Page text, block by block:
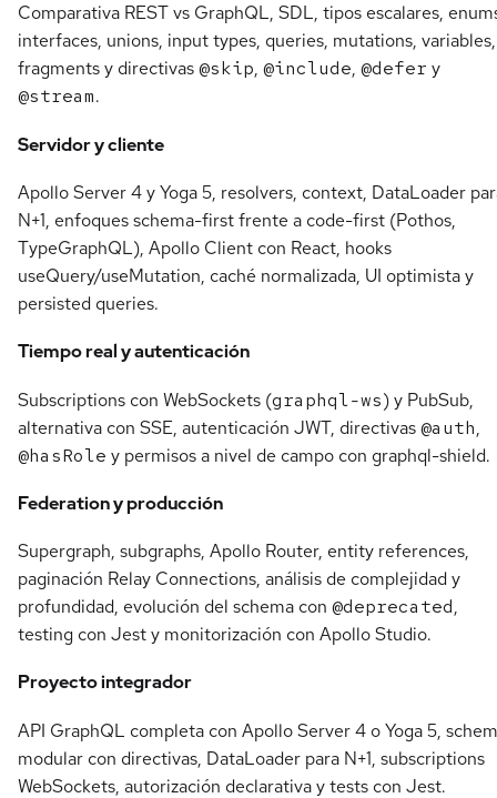
Comparativa REST vs GraphQL, SDL, tipos escalares,
interfaces, unions, input types, queries, mutations, variables,
fragments y directivas@skip, @include, @defer y
@stream.
Servidor y cliente
Apollo Server 4 y Yoga 5, resolvers, context, DataLoader
N+1, enfoques schema-first frente a code-first (Pothos,
TypeGraphQL), Apollo Client con React, hooks
useQuery/useMutation, caché normalizada, UI optimista y
persisted queries.
Tiempo real y autenticación
Subscriptions con WebSockets (graphql-ws) y PubSub,
alternativa con SSE, autenticación JWT, directivas@auth,
@hasRole y permisos a nivel de campo con graphql-shield.
Federation y producción
Supergraph, subgraphs, Apollo Router, entity references,
paginación Relay Connections, análisis de complejidad y
profundidad, evolución del schema con @deprecated,
testing con Jest y monitorización con Apollo Studio.
Proyecto integrador
API GraphQL completa con Apollo Server 4 o Yoga 5,
modular con directivas, DataLoader para N+1, subscriptions
WebSockets, autorización declarativa y tests con Jest.